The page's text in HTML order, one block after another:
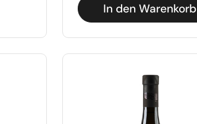
In den Warenkorb